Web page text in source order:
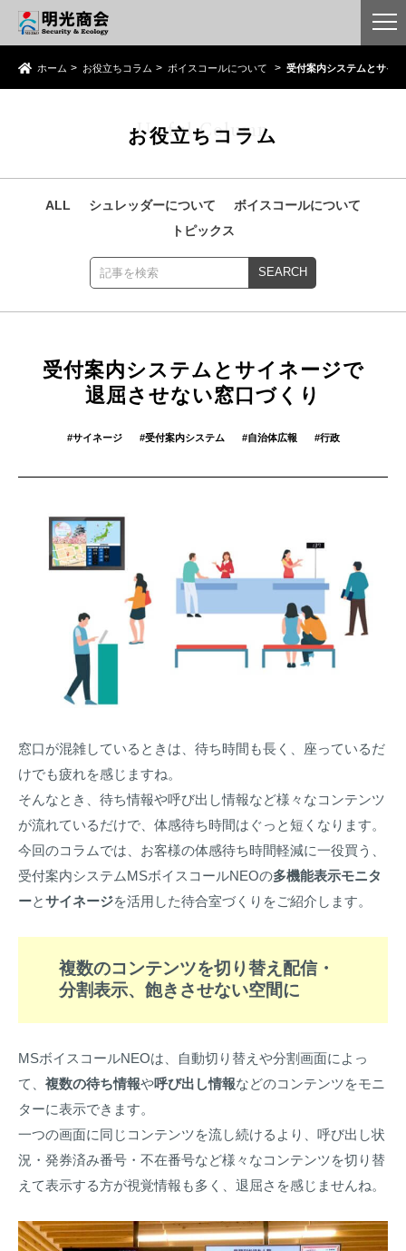
ホーム お役立ちコラム ボイスコールについて 受付案内システムとサイ
お役立ちコラム
Useful Column
ALL シュレッダーについて
ボイスコールについて
トピックス
受付案内システムとサイネージで
退屈させない窓口づくり
サイネージ 受付案内システム 自治体広報 行政
窓口が混雑しているときは、待ち時間も長く、座っているだ
けでも疲れを感じますね。
そんなとき、待ち情報や呼び出し情報など様々なコンテンツ
が流れているだけで、体感待ち時間はぐっと短くなります。
今回のコラムでは、お客様の体感待ち時間軽減に一役買う、
受付案内システムMSボイスコールNEOの多機能表示モニタ
ーとサイネージを活用した待合室づくりをご紹介します。
複数のコンテンツを切り替え配信・
分割表示、飽きさせない空間に
MSボイスコールNEOは、自動切り替えや分割画面によっ
て、 複数の待ち情報や呼び出し情報などのコンテンツをモニ
ターに表示できます。
一つの画面に同じコンテンツを流し続けるより、呼び出し状
況・発券済み番号・不在番号など様々なコンテンツを切り替
えて表示する方が視覚情報も多く、退屈さを感じませんね。